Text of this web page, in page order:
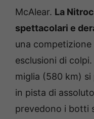
McAlear. La
spettacolari e
una
esclusioni di
miglia (580 km) si
in pista di
prevedono i botti